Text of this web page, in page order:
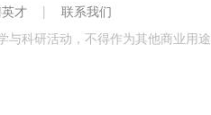
才 |
联系我们
与科研活动，不得作为其他商业用